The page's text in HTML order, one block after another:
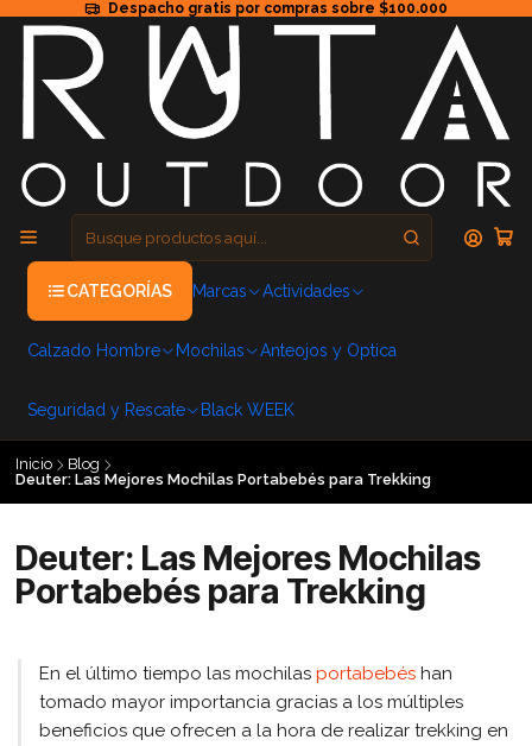
Despacho gratis por compras sobre $100.000
CATEGORÍAS Marcas Actividades
Calzado Hombre Mochilas Anteojos y Optica
Seguridad y Rescate Black WEEK
Inicio
Blog
Deuter: Las Mejores Mochilas Portabebés para Trekking
Deuter: Las Mejores Mochilas
Portabebés para Trekking
En el último tiempo las mochilas portabebéshan
tomado mayor importancia gracias a los múltiples
beneficios que ofrecen a la hora de realizar trekking en